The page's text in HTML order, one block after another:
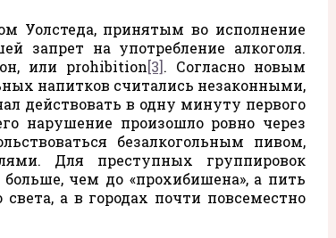
Уолстеда, принятым во исполнение
запрет на употребление алкоголя.
или prohibition[3]. Согласно новым
напитков считались незаконными,
действовать в одну минуту первого
нарушение произошло ровно через
безалкогольным пивом,
Для преступных группировок
чем до «прохибишена», а пить
а в городах почти повсеместно